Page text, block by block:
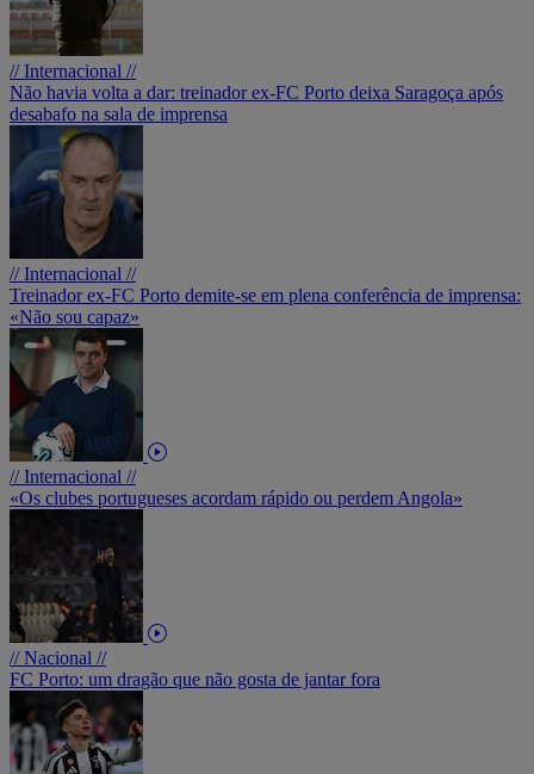
// Internacional //
Não havia volta a dar: treinador ex-FC Porto deixa Saragoça após
desabafo na sala de imprensa
// Internacional //
Treinador ex-FC Porto demite-se em plena conferência de imprensa:
«Não sou capaz»
// Internacional //
«Os clubes portugueses acordam rápido ou perdem Angola»
// Nacional //
FC Porto: um dragão que não gosta de jantar fora